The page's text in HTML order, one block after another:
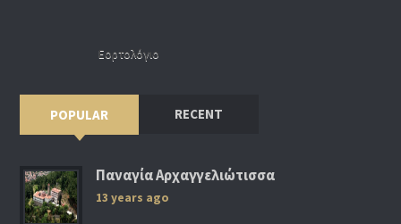
Εορτολόγιο
POPULAR RECENT
Παναγία Αρχαγγελιώτισσα
13 years ago